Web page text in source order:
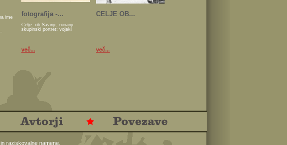
ime
fotografija -...
Celje: ob Savinji, zunanji
skupinski portret: vojaki
več...
CELJE OB...
več...
raziskovalne namene.